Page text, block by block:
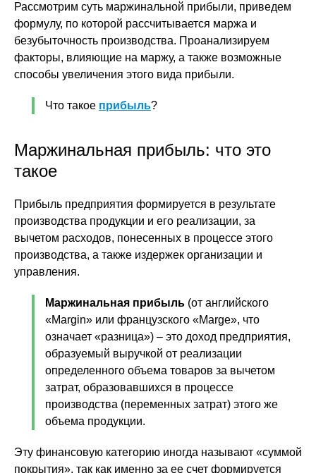
Рассмотрим суть маржинальной прибыли, приведем
формулу, по которой рассчитывается маржа и
безубыточность производства. Проанализируем
факторы, влияющие на маржу, а также возможные
способы увеличения этого вида прибыли.
Что такое прибыль?
Маржинальная прибыль: что это
такое
Прибыль предприятия формируется в результате
производства продукции и его реализации, за
вычетом расходов, понесенных в процессе этого
производства, а также издержек организации и
управления.
Маржинальная прибыль (от английского
«Margin» или французского «Marge», что
означает «разница») – это доход предприятия,
образуемый выручкой от реализации
определенного объема товаров за вычетом
затрат, образовавшихся в процессе
производства (переменных затрат) этого же
объема продукции.
Эту финансовую категорию иногда называют «суммой
покрытия», так как именно за ее счет формируется